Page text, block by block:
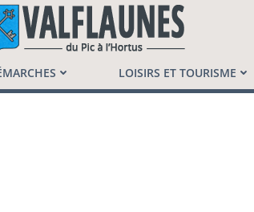
LOISIRS ET TOURISME